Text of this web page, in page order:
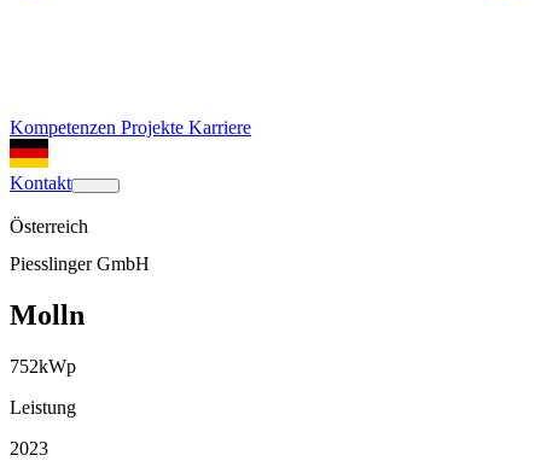
Kompetenzen Projekte Karriere
Kontakt
Österreich
Piesslinger GmbH
Molln
752kWp
Leistung
2023